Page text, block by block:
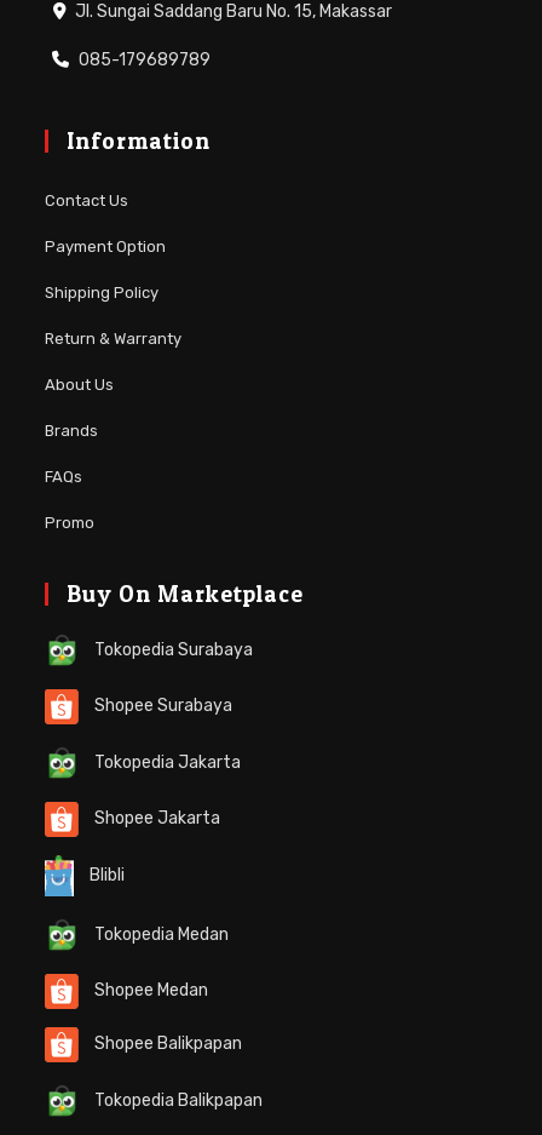
Jl. Sungai Saddang Baru No. 15, Makassar
085-179689789
Information
Contact Us
Payment Option
Shipping Policy
Return & Warranty
About Us
Brands
FAQs
Promo
Buy On Marketplace
Tokopedia Surabaya
Shopee Surabaya
Tokopedia Jakarta
Shopee Jakarta
Blibli
Tokopedia Medan
Shopee Medan
Shopee Balikpapan
Tokopedia Balikpapan